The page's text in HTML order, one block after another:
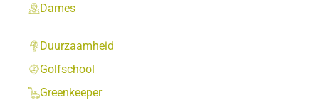
Dames
Duurzaamheid
Golfschool
Greenkeeper